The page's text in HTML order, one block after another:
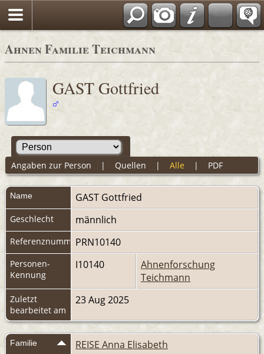
Ahnen Familie Teichmann
GAST Gottfried
Angaben zur Person | Quellen | Alle | PDF
Name GAST Gottfried
Geschlecht männlich
ReferenznummerPRN10140
Personen-
Kennung
I10140
Ahnenforschung
Teichmann
Zuletzt
bearbeitet am
23 Aug 2025
Familie REISE Anna Elisabeth